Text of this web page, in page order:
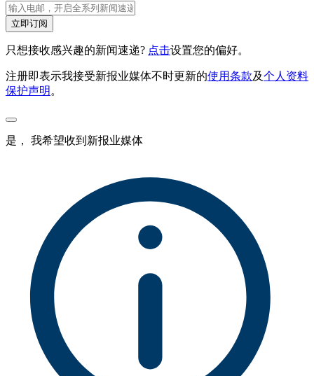
立即订阅
只想接收感兴趣的新闻速递? 点击设置您的偏好。
注册即表示我接受新报业媒体不时更新的使用条款及个人资料
保护声明 。
是， 我希望收到新报业媒体